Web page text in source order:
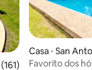
uma avaliação média
Casa ⋅ San
Favorito dos